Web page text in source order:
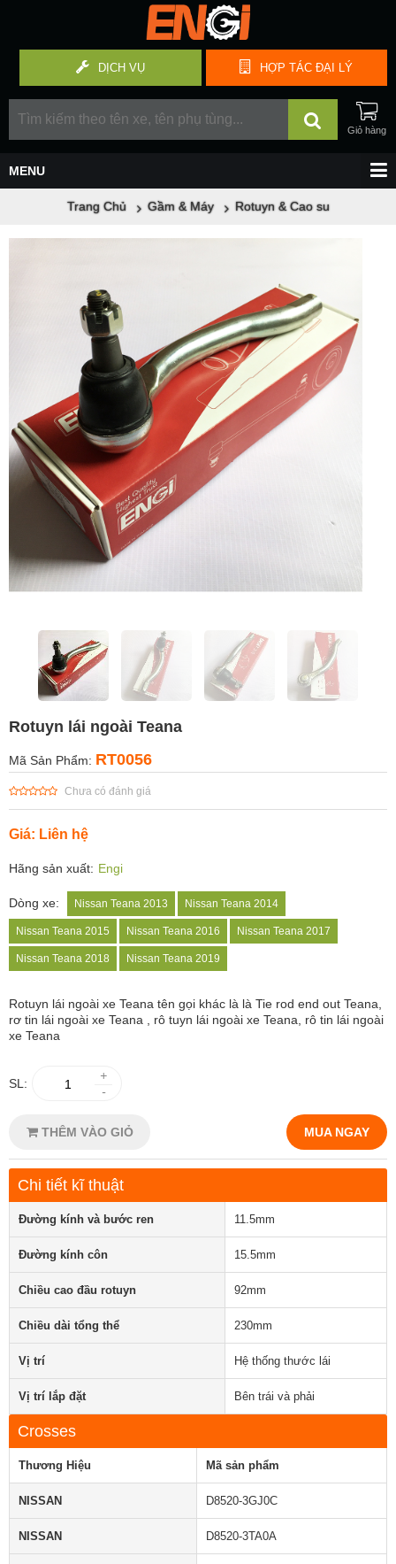
HỢP TÁC ĐẠI LÝ
DỊCH VỤ
Trang Chủ Gầm & Máy Rotuyn & Cao su
Rotuyn lái ngoài Teana
Mã Sản Phẩm: RT0056
Chưa có đánh giá
Giá: Liên hệ
Hãng sản xuất: Engi
Dòng xe: Nissan Teana 2013 Nissan Teana 2014
Nissan Teana 2015 Nissan Teana 2016 Nissan Teana 2017
Nissan Teana 2018 Nissan Teana 2019
Rotuyn lái ngoài xe Teana tên gọi khác là là Tie rod end out Teana,
rơ tin lái ngoài xe Teana , rô tuyn lái ngoài xe Teana, rô tin lái ngoài
xe Teana
SL:
+
-
THÊM VÀO GIỎ MUA NGAY
Chi tiết kĩ thuật
Đường kính và bước ren 11.5mm
Đường kính côn 15.5mm
Chiều cao đầu rotuyn 92mm
Chiều dài tổng thể 230mm
Vị trí Hệ thống thước lái
Vị trí lắp đặt Bên trái và phải
Crosses
Thương Hiệu Mã sản phẩm
NISSAN D8520-3GJ0C
NISSAN D8520-3TA0A